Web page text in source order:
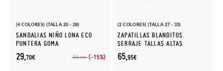
(4 COLORES) (TALLA 20 - 28)
SANDALIAS NIÑO LONA ECO
PUNTERA GOMA
34,95€ (-15%)
29,70€
(2 COLORES) (TALLA 27 - 33)
ZAPATILLAS BLANDITOS
SERRAJE TALLAS ALTAS
65,95€